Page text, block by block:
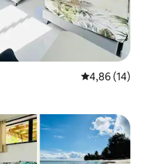
4,86 de uma
4,86 (14)